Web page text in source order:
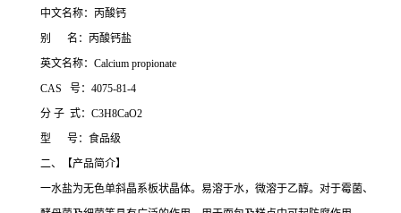
中文名称：丙酸钙
别 名：丙酸钙盐
英文名称：Calcium propionate
CAS 号：4075-81-4
分 子 式：C3H8CaO2
型 号：食品级
二、【产品简介】
一水盐为无色单斜晶系板状晶体。易溶于水，微溶于乙醇。对于霉菌、